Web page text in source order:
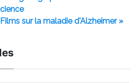
Films sur la maladie d'Alzheimer »